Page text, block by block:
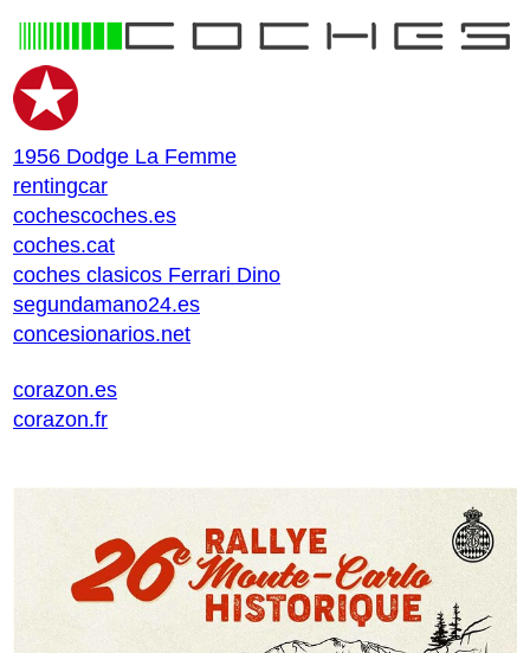
1956 Dodge La Femme
rentingcar
cochescoches.es
coches.cat
coches clasicos Ferrari Dino
segundamano24.es
concesionarios.net
corazon.es
corazon.fr